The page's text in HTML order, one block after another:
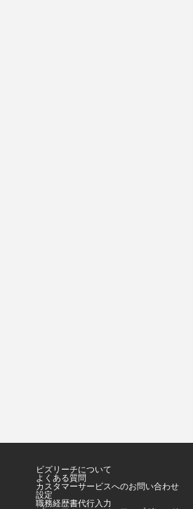
ビズリーチについて
よくある質問
カスタマーサービスへのお問い合わせ
設定
職務経歴書代行入力